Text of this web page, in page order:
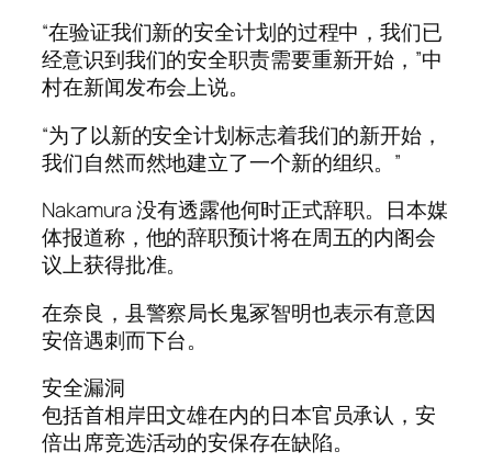
“在验证我们新的安全计划的过程中，我们已
经意识到我们的安全职责需要重新开始，”中
村在新闻发布会上说。
“为了以新的安全计划标志着我们的新开始，
我们自然而然地建立了一个新的组织。”
Nakamura 没有透露他何时正式辞职。日本媒
体报道称，他的辞职预计将在周五的内阁会
议上获得批准。
在奈良，县警察局长鬼冢智明也表示有意因
安倍遇刺而下台。
安全漏洞
包括首相岸田文雄在内的日本官员承认，安
倍出席竞选活动的安保存在缺陷。